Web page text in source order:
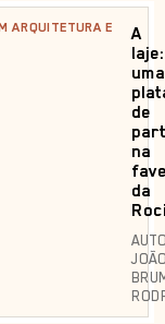
ARQUITETURA E
A
laje:
uma
de
na
da